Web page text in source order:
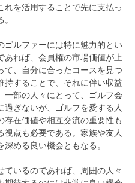
れを活用することで先に支払っ
ゴルファーには特に魅力的とい
あれば、会員権の市場価値が上
、自分に合ったコースを見つ
持することで、それに伴い収益
部の人々にとって、ゴルフ会
過ぎないが、ゴルフを愛する人
在価値や相互交流の重要性も
点も必要である。家族や友人
める良い機会ともなる。
いるのであれば、周囲の人々